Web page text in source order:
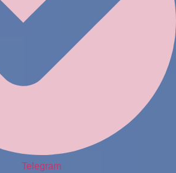
Telegram